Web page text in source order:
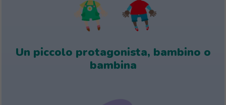
Un piccolo protagonista, bambino o
bambina